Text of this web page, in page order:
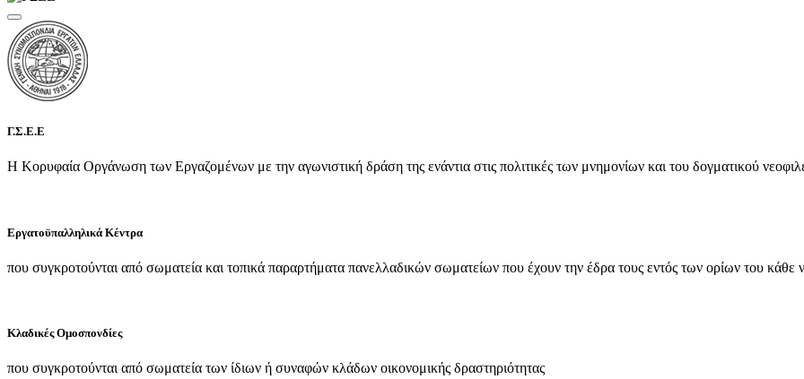
Γ.Σ.Ε.Ε
Η Κορυφαία Οργάνωση των Εργαζομένων με την αγωνιστική δράση της ενάντια στις πολιτικές των μνημονίων και του δογματικού
Εργατοϋπαλληλικά Κέντρα
που συγκροτούνται από σωματεία και τοπικά παραρτήματα πανελλαδικών σωματείων που έχουν την έδρα τους εντός των ορίων του κάθε
Κλαδικές Ομοσπονδίες
που συγκροτούνται από σωματεία των ίδιων ή συναφών κλάδων οικονομικής δραστηριότητας